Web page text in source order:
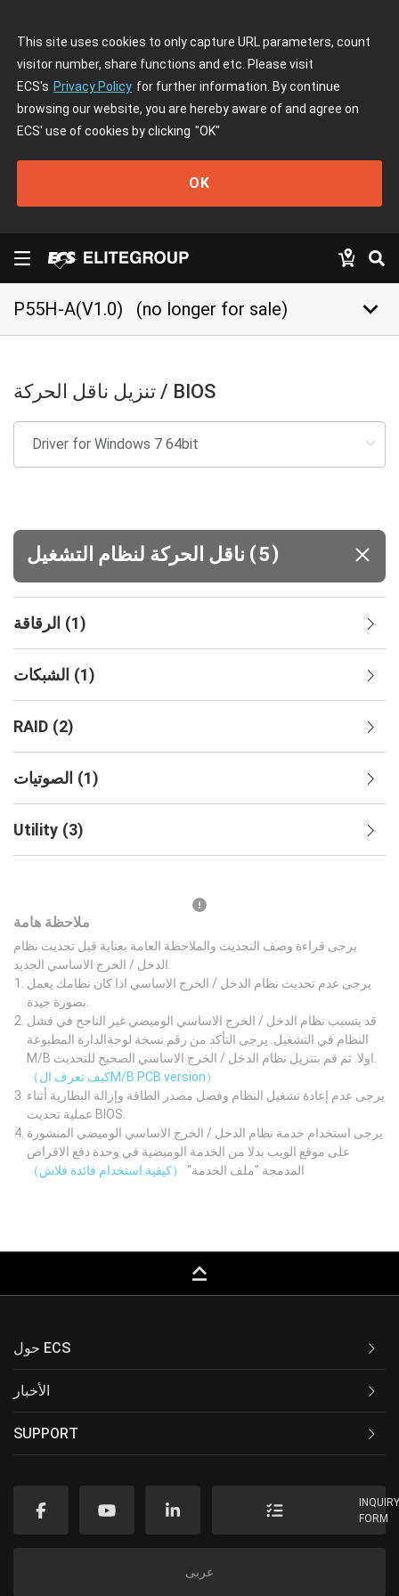
This site uses cookies to only capture URL parameters, count
visitor number, share functions and etc. Please visit
ECS's Privacy Policy for further information. By continue
browsing our website, you are hereby aware of and agree on
ECS' use of cookies by clicking "OK"
OK
P55H-A(V1.0) (no longer for sale) keyboard_arrow_down
تنزيل ناقل الحركة / BIOS
(5)
الرقاقة (1)
الشبكات (1)
RAID (2)
الصوتيات (1)
Utility (3)
ملاحظة هامة
يرجى قراءة وصف التحديث والملاحظة العامة بعناية قبل تحديث نظام
يرجى عدم تحديث نظام الدخل / الخرج الاساسي اذا كان نظامك يعمل
قد يتسبب نظام الدخل / الخرج الاساسي الوميضي غير الناجح في فشل
النظام في التشغيل. يرجى التأكد من رقم نسخة لوحةالدارة المطبوعة
（كيف تعرف الM/B PCB version）
يرجى عدم إعادة تشغيل النظام وفصل مصدر الطاقة وإزالة البطارية أثناء
عملية تحديث BIOS.
يرجى استخدام خدمة نظام الدخل / الخرج الاساسي الوميضي المنشورة
على موقع الويب بدلا من الخدمة الوميضية في وحدة دفع الاقراص
المدمجة "ملف الخدمة"
（كيفية استخدام فائدة فلاش）
keyboard_capslock
حول ECS
الأخبار
SUPPORT
FORM
عربى